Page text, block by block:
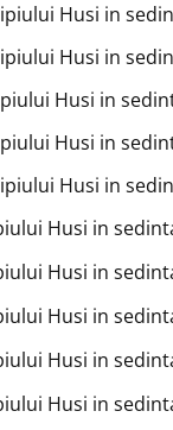
Husi in
Husi in
Husi in
Husi in
Husi in
Husi in
Husi in
Husi in
Husi in
Husi in